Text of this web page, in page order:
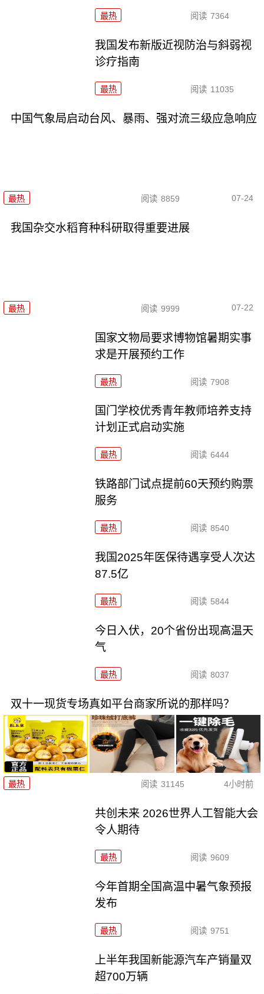
最热 阅读 7364
我国发布新版近视防治与斜弱视
诊疗指南
最热 阅读 11035
中国气象局启动台风、暴雨、强对流三级应急响应
最热 阅读 8859 07-24
我国杂交水稻育种科研取得重要进展
最热 阅读 9999 07-22
国家文物局要求博物馆暑期实事
求是开展预约工作
最热 阅读 7908
国门学校优秀青年教师培养支持
计划正式启动实施
最热 阅读 6444
铁路部门试点提前60天预约购票
服务
最热 阅读 8540
我国2025年医保待遇享受人次达
87.5亿
最热 阅读 5844
今日入伏，20个省份出现高温天
气
最热 阅读 8037
双十一现货专场真如平台商家所说的那样吗？
最热 阅读 31145 4小时前
共创未来 2026世界人工智能大会
令人期待
最热 阅读 9609
今年首期全国高温中暑气象预报
发布
最热 阅读 9751
上半年我国新能源汽车产销量双
超700万辆